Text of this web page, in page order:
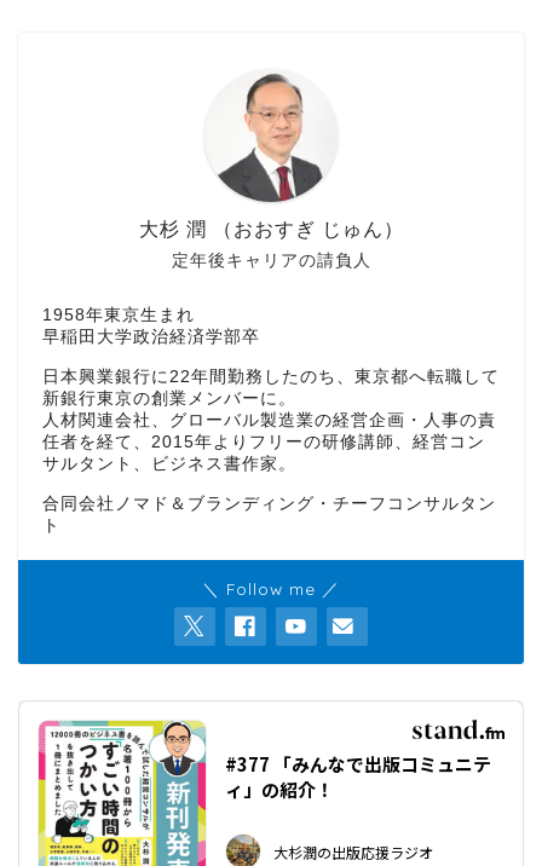
定年後キャリアの請負人
大杉 潤 （おおすぎ じゅん）
1958年東京生まれ
早稲田大学政治経済学部卒
日本興業銀行に22年間勤務したのち、東京都へ転職して
新銀行東京の創業メンバーに。
人材関連会社、グローバル製造業の経営企画・人事の責
任者を経て、2015年よりフリーの研修講師、経営コン
サルタント、ビジネス書作家。
合同会社ノマド＆ブランディング・チーフコンサルタン
ト
＼ Follow me ／